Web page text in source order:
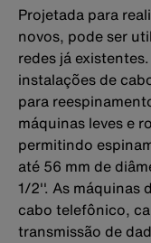
Projetada para
novos, pode ser
redes já
instalações de
para
máquinas leves e
permitindo
até 56 mm de
1/2''. As máquinas
cabo telefônico,
transmissão de